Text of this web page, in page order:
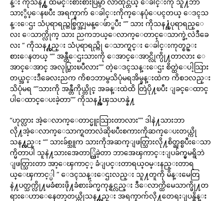
သာႏွိပ္ေနၿပီး အရက္နာက် ေခါင္းကိုက္ေနပုံေပၚတယ္ ေဒၚသ
န္းေဌး သံပုရာရည္တစ္ခြက္အျမန္ေဖ်ာ္ၿပီး “” သား ကိုသန႔္သံပုရာရည္ေ
လး ေသာက္လိုက္ သား ညကဘယ္ေလာက္ေတာင္ေသာက္ခဲ့လဲဒီခေ
လး ” ကိုသန႔္လည္း သံပုရာရည္ကို ေသာက္ရင္း ေခါင္းကုတ္စဥ္း
စားေနတယ္ “” အန္တီေဌးသားကို ေအာင္ေအာင္လိုက္ပို႔တာလား ေ
အာင္ေအာင္ အလုပ္သြားၿပီလား”” တဲ့ေဒၚသန္းေဌး စိတ္ထဲေပါ့သြား
တယ္အင္းဒီခေလးညက ကိစၥဘာမွသိပုံမရအိမ္ခန္းထဲက ကိစၥလည္း
သိပုံမရ “”သားကို အန္တီကိုယ္တိုင္ အခန္းထဲထိ တြဲပို႔ၿပီး ျခင္ေထာင္
ပါေထာင္ေပးခဲ့တာ”” ကိုသန႔္အံၾသဟန္နဲ႔
“ဟုတ္လား အဲ့ေလာက္ေတာင္မူးသြားတာလား”” ဒါနဲ႔သားဘာ
လို႔အဲ့ေလာက္ေသာက္ရတာလဲဆိုၿပီးစကားကိုဆက္ေပးတယ္ကို
သန႔္လည္း “” သားခ်စ္သူက သားကိုအဆက္ျဖတ္သြားလို႔စိတ္ညစ္ၿပီးေသာ
က္မိတာပါ သူနဲ႔သားအေတာ္တြဲခဲ့တာ ဘာအေၾကာင္းျပခ်က္မွမရွိဘဲ
ျဖတ္သြားတာ အာ့ေၾကာင့္ ခံျပင္းတာရယ္ဝမ္းနည္းတာရ
ယ္ေၾကာင့္ပါ ” ေဒၚသန္းေဌးလည္း သူ႔တူကို မိန္းမေတြ
နဲ႔ပတ္သက္လို႔မခံစားဖို႔ခံစားခ်က္မကုန္ရင္လည္း ဒီေလာက္ထိမေသာက္ဖို႔တ
ရားေဟာေနေတာ့တယ္ကိုသန႔္လည္း အရက္နာက်လို႔တေရးျပန္မွိန္း